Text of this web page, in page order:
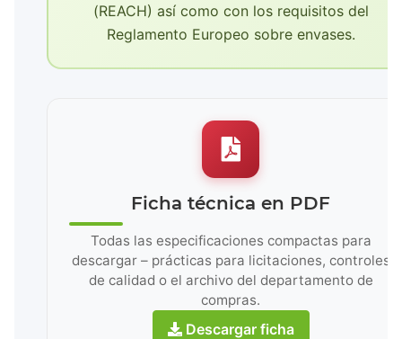
(REACH) así como con los requisitos del
Reglamento Europeo sobre envases.
Ficha técnica en PDF
Todas las especificaciones compactas para
descargar – prácticas para licitaciones, controles
de calidad o el archivo del departamento de
compras.
Descargar ficha